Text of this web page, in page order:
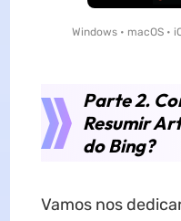
Windows • macOS •
Parte 2.
Resumir
do Bing?
Vamos nos